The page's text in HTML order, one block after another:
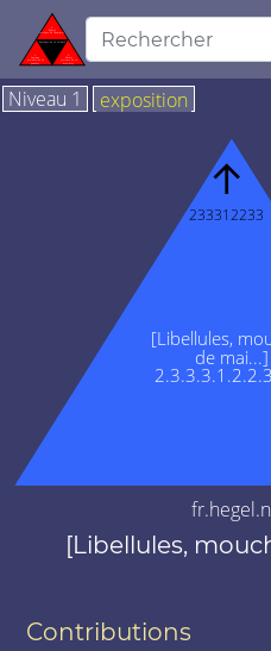
Niveau 1 exposition
[Libellules,
de mai...]
↑
233312233
[Libellules,
Contributions